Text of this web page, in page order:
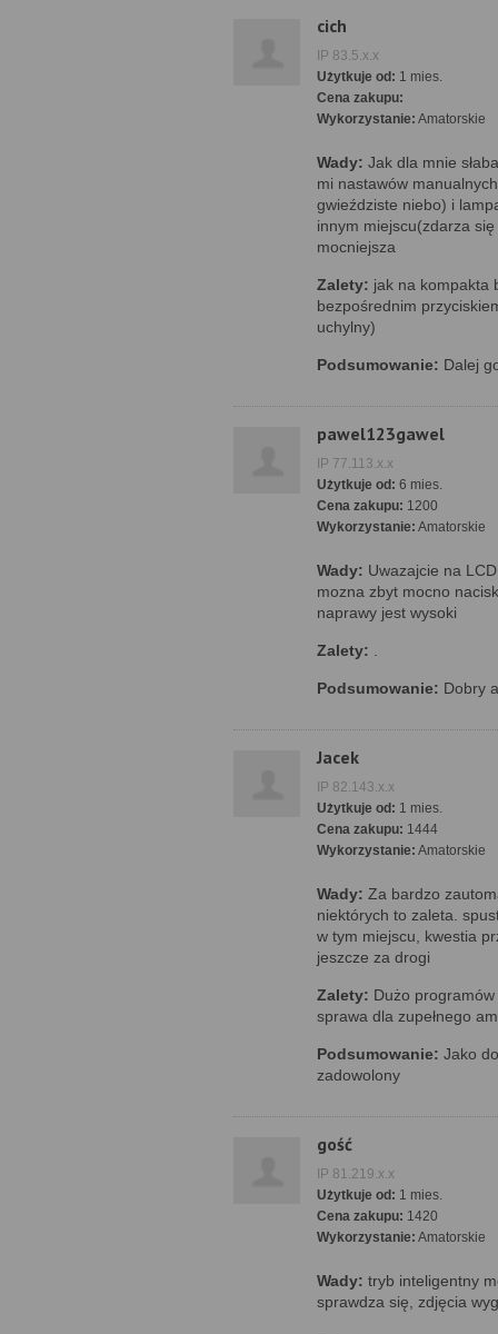
cich
IP 83.5.x.x
Użytkuje od: 1 mies.
Cena zakupu:
Wykorzystanie: Amatorskie
Wady: Jak dla mnie
mi nastawów
gwieździste niebo) i
innym miejscu(zdarza
mocniejsza
Zalety: jak na kompakta
bezpośrednim
uchylny)
Podsumowanie: Dalej
pawel123gawel
IP 77.113.x.x
Użytkuje od: 6 mies.
Cena zakupu: 1200
Wykorzystanie: Amatorskie
Wady: Uwazajcie na
mozna zbyt mocno
naprawy jest wysoki
Zalety:
Podsumowanie: Dobry
Jacek
IP 82.143.x.x
Użytkuje od: 1 mies.
Cena zakupu: 1444
Wykorzystanie: Amatorskie
Wady: Za bardzo
niektórych to zaleta.
w tym miejscu, kwestia
jeszcze za drogi
Zalety: Dużo
sprawa dla zupełnego
Podsumowanie: Jako
zadowolony
gość
IP 81.219.x.x
Użytkuje od: 1 mies.
Cena zakupu: 1420
Wykorzystanie: Amatorskie
Wady: tryb inteligentny
sprawdza się, zdjęcia